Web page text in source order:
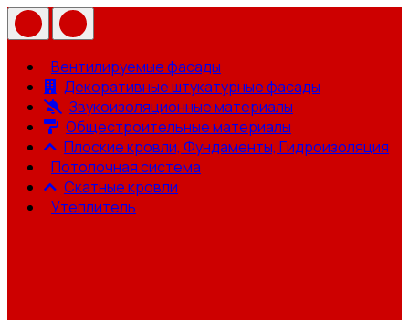
Вентилируемые фасады
Декоративные штукатурные фасады
Звукоизоляционные материалы
Общестроительные материалы
Плоские кровли, Фундаменты, Гидроизоляция
Потолочная система
Скатные кровли
Утеплитель